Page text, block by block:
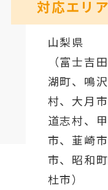
対応エリア
山梨県
（富士吉
湖町、鳴
村、 大月市
道志村、
市、韮崎
市、昭和
杜市）